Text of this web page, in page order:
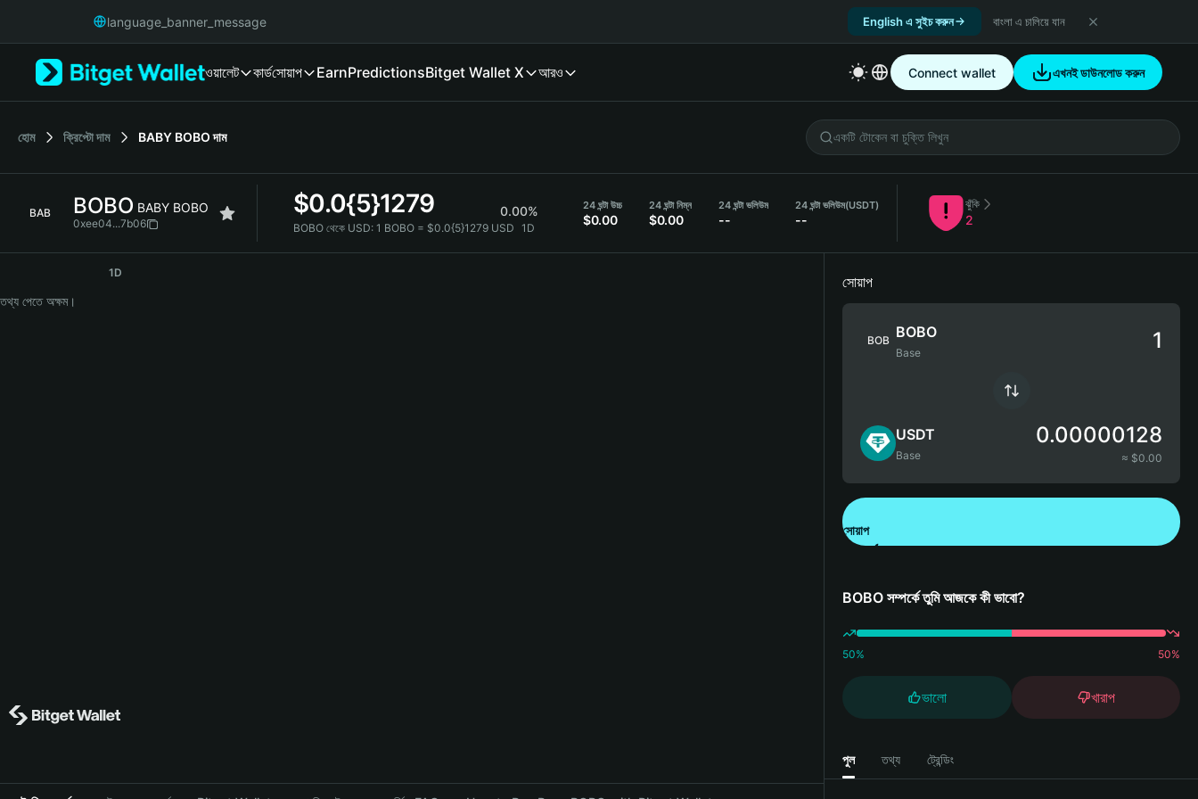
Русский
Italiano
Bahasa Indonesia
हिन्दी
language_banner_message English এ সুইচ করুন বাংলা এ চালিয়ে যান
ওয়ালেট কার্ডসোয়াপ EarnPredictionsBitget Wallet X আরও Connect wallet এখনই ডাউনলোড করুন
হোম ক্রিপ্টো দাম BABY BOBO দাম
BAB BOBO BABY BOBO
0xee04...7b06
$0.0{5}1279 0.00%
BOBO থেকে USD: 1 BOBO = $0.0{5}1279 USD 1D
24 ঘন্টা উচ্চ
$0.00
24 ঘন্টা নিম্ন
$0.00
24 ঘন্টা ভলিউম
--
24 ঘন্টা ভলিউম(USDT)
--
ঝুঁকি
2
1D
তথ্য পেতে অক্ষম।
সোয়াপ
BOB BOBO
Base
USDT
Base
0.00000128
≈ $0.00
সোয়াপ
BOBO সম্পর্কে তুমি আজকে কী ভাবো?
50% 50%
ভালো খারাপ
পুল তথ্য ট্রেন্ডিং